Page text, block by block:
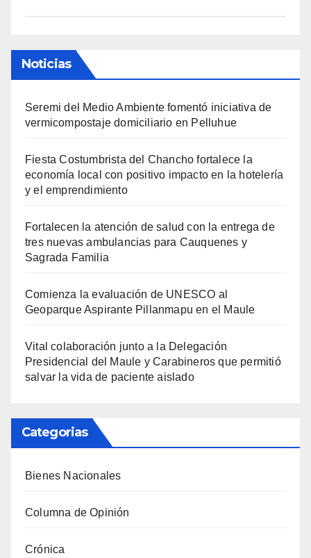
Noticias
Seremi del Medio Ambiente fomentó iniciativa de
vermicompostaje domiciliario en Pelluhue
Fiesta Costumbrista del Chancho fortalece la
economía local con positivo impacto en la hotelería
y el emprendimiento
Fortalecen la atención de salud con la entrega de
tres nuevas ambulancias para Cauquenes y
Sagrada Familia
Comienza la evaluación de UNESCO al
Geoparque Aspirante Pillanmapu en el Maule
Vital colaboración junto a la Delegación
Presidencial del Maule y Carabineros que permitió
salvar la vida de paciente aislado
Categorias
Bienes Nacionales
Columna de Opinión
Crónica